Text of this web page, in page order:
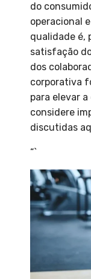
do
operacional
qualidade é,
satisfação
dos
corporativa
para elevar
considere
discutidas
“`